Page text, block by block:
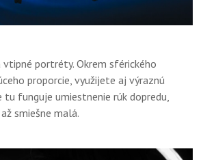
vtipné portréty. Okrem sférického
proporcie, využijete aj výraznú
tu funguje umiestnenie rúk dopredu,
smiešne malá.